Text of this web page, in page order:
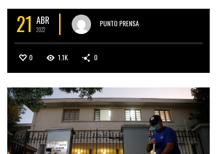
21 ABR
2022
PUNTO PRENSA
0 1.1K 0